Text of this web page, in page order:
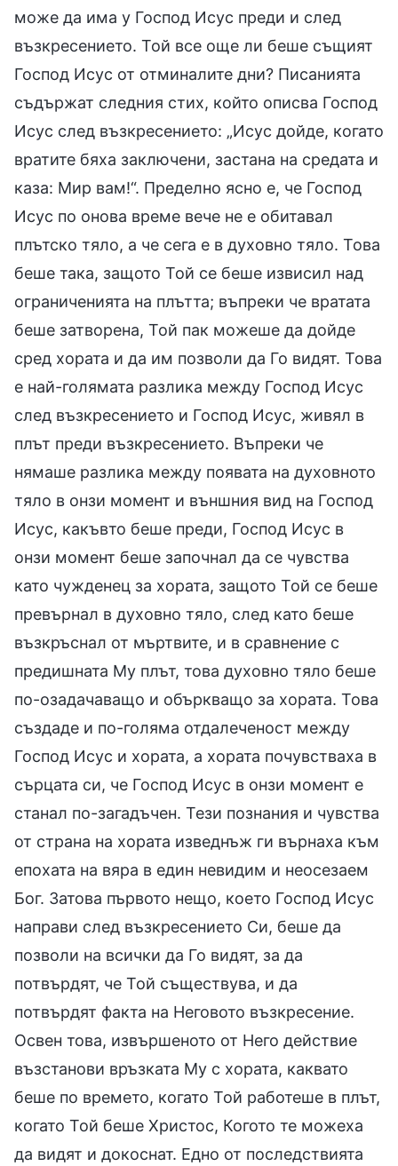
може да има у Господ Исус преди и след
възкресението. Той все още ли беше същият
Господ Исус от отминалите дни? Писанията
съдържат следния стих, който описва Господ
Исус след възкресението: „Исус дойде, когато
вратите бяха заключени, застана на средата и
каза: Мир вам!“. Пределно ясно е, че Господ
Исус по онова време вече не е обитавал
плътско тяло, а че сега е в духовно тяло. Това
беше така, защото Той се беше извисил над
ограниченията на плътта; въпреки че вратата
беше затворена, Той пак можеше да дойде
сред хората и да им позволи да Го видят. Това
е най-голямата разлика между Господ Исус
след възкресението и Господ Исус, живял в
плът преди възкресението. Въпреки че
нямаше разлика между появата на духовното
тяло в онзи момент и външния вид на Господ
Исус, какъвто беше преди, Господ Исус в
онзи момент беше започнал да се чувства
като чужденец за хората, защото Той се беше
превърнал в духовно тяло, след като беше
възкръснал от мъртвите, и в сравнение с
предишната Му плът, това духовно тяло беше
по-озадачаващо и объркващо за хората. Това
създаде и по-голяма отдалеченост между
Господ Исус и хората, а хората почувстваха в
сърцата си, че Господ Исус в онзи момент е
станал по-загадъчен. Тези познания и чувства
от страна на хората изведнъж ги върнаха към
епохата на вяра в един невидим и неосезаем
Бог. Затова първото нещо, което Господ Исус
направи след възкресението Си, беше да
позволи на всички да Го видят, за да
потвърдят, че Той съществува, и да
потвърдят факта на Неговото възкресение.
Освен това, извършеното от Него действие
възстанови връзката Му с хората, каквато
беше по времето, когато Той работеше в плът,
когато Той беше Христос, Когото те можеха
да видят и докоснат. Едно от последствията